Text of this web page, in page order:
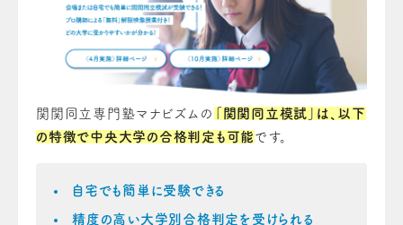
関関同立専門塾マナビズムの
「関関同立模試」は、以下
の特徴で中央大学の合格判定も可能 です。
自宅でも簡単に受験できる
精度の高い大学別合格判定を受けられる